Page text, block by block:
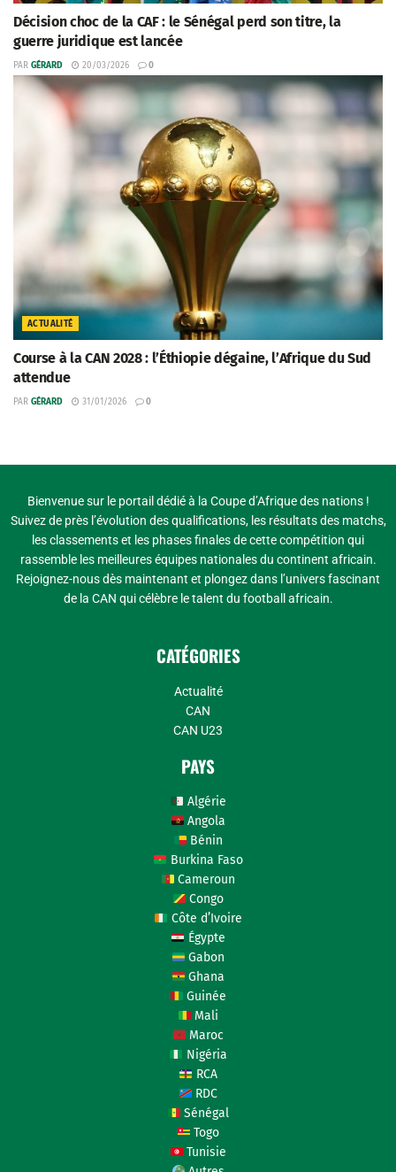
Décision choc de la CAF : le Sénégal perd son titre, la
guerre juridique est lancée
PAR GÉRARD 20/03/2026 0
ACTUALITÉ
Course à la CAN 2028 : l’Éthiopie dégaine, l’Afrique du Sud
attendue
PAR GÉRARD 31/01/2026 0
Bienvenue sur le portail dédié à la Coupe d’Afrique des nations !
Suivez de près l’évolution des qualifications, les résultats des matchs,
les classements et les phases finales de cette compétition qui
rassemble les meilleures équipes nationales du continent africain.
Rejoignez-nous dès maintenant et plongez dans l’univers fascinant
de la CAN qui célèbre le talent du football africain.
CATÉGORIES
Actualité
CAN
CAN U23
PAYS
Algérie
Angola
Bénin
Burkina Faso
Cameroun
Congo
Côte d’Ivoire
Égypte
Gabon
Ghana
Guinée
Mali
Maroc
Nigéria
RCA
RDC
Sénégal
Togo
Tunisie